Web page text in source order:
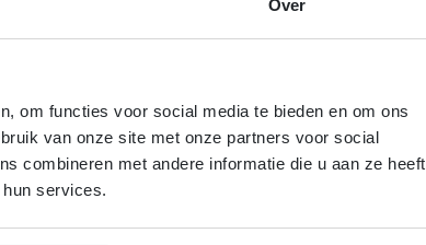
Over
om functies voor social media te bieden en om ons
van onze site met onze partners voor social
combineren met andere informatie die u aan ze heeft
services.
straalt rust uit. En doorbreekt samen met de
als vrolijke toevoeging.